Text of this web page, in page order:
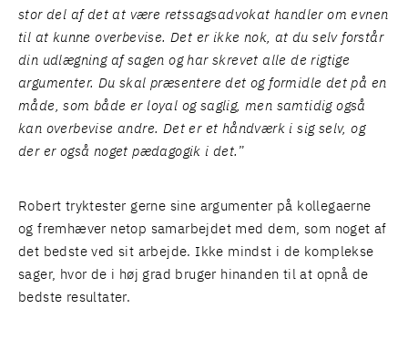
stor del af det at være retssagsadvokat handler om evnen
til at kunne overbevise. Det er ikke nok, at du selv forstår
din udlægning af sagen og har skrevet alle de rigtige
argumenter. Du skal præsentere det og formidle det på en
måde, som både er loyal og saglig, men samtidig også
kan overbevise andre. Det er et håndværk i sig selv, og
der er også noget pædagogik i det. ”
Robert tryktester gerne sine argumenter på kollegaerne
og fremhæver netop samarbejdet med dem, som noget af
det bedste ved sit arbejde. Ikke mindst i de komplekse
sager, hvor de i høj grad bruger hinanden til at opnå de
bedste resultater.